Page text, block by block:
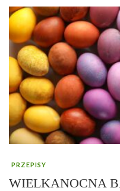
PRZEPISY
WIELKANOCNA